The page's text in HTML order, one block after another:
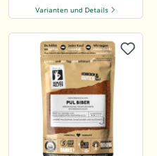
Varianten und Details